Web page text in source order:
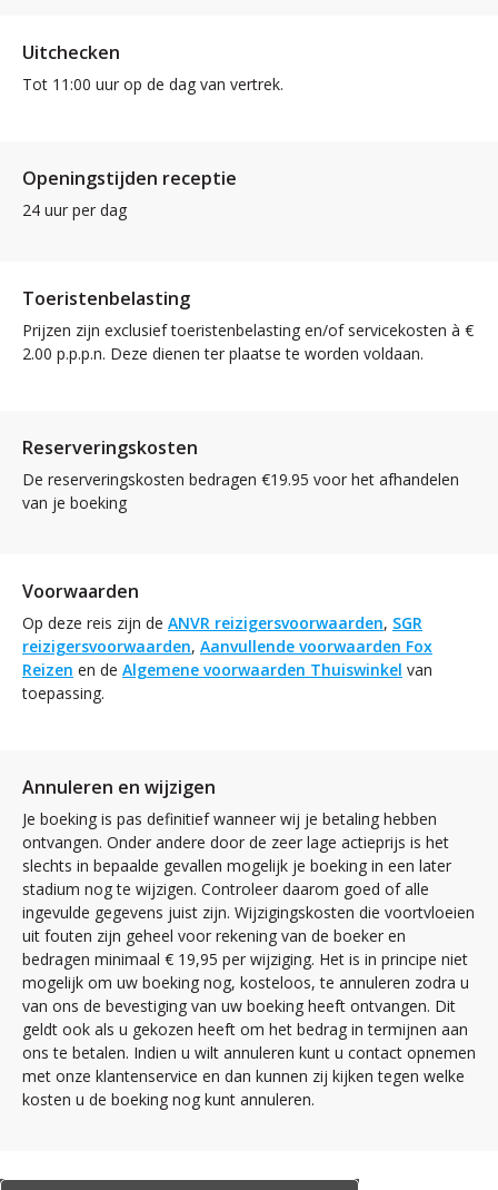
Uitchecken
Tot 11:00 uur op de dag van vertrek.
Openingstijden receptie
24 uur per dag
Toeristenbelasting
Prijzen zijn exclusief toeristenbelasting en/of servicekosten à €
2.00 p.p.p.n. Deze dienen ter plaatse te worden voldaan.
Reserveringskosten
De reserveringskosten bedragen €19.95 voor het afhandelen
van je boeking
Voorwaarden
Op deze reis zijn de ANVR reizigersvoorwaarden, SGR
reizigersvoorwaarden, Aanvullende voorwaarden Fox
Reizen en de Algemene voorwaarden Thuiswinkel van
toepassing.
Annuleren en wijzigen
Je boeking is pas definitief wanneer wij je betaling hebben
ontvangen. Onder andere door de zeer lage actieprijs is het
slechts in bepaalde gevallen mogelijk je boeking in een later
stadium nog te wijzigen. Controleer daarom goed of alle
ingevulde gegevens juist zijn. Wijzigingskosten die voortvloeien
uit fouten zijn geheel voor rekening van de boeker en
bedragen minimaal € 19,95 per wijziging. Het is in principe niet
mogelijk om uw boeking nog, kosteloos, te annuleren zodra u
van ons de bevestiging van uw boeking heeft ontvangen. Dit
geldt ook als u gekozen heeft om het bedrag in termijnen aan
ons te betalen. Indien u wilt annuleren kunt u contact opnemen
met onze klantenservice en dan kunnen zij kijken tegen welke
kosten u de boeking nog kunt annuleren.